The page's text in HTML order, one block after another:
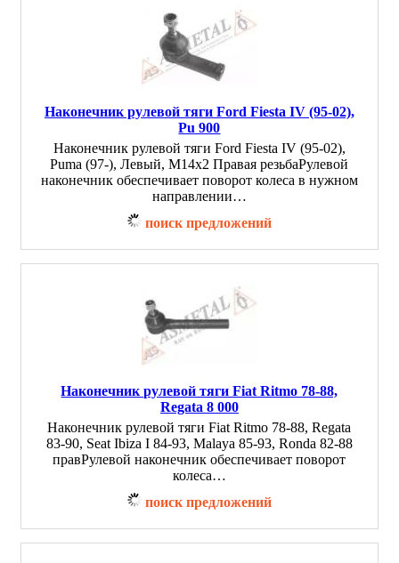
Наконечник рулевой тяги Ford Fiesta IV (95-02),
Pu 900
Наконечник рулевой тяги Ford Fiesta IV (95-02),
Puma (97-), Левый, M14x2 Правая резьбаРулевой
наконечник обеспечивает поворот колеса в нужном
направлении…
поиск предложений
Наконечник рулевой тяги Fiat Ritmo 78-88,
Regata 8 000
Наконечник рулевой тяги Fiat Ritmo 78-88, Regata
83-90, Seat Ibiza I 84-93, Malaya 85-93, Ronda 82-88
правРулевой наконечник обеспечивает поворот
колеса…
поиск предложений